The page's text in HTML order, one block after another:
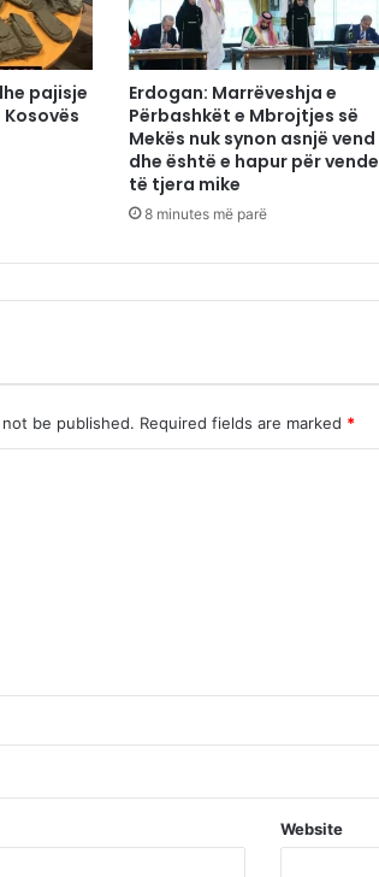
pajisje
Erdogan: Marrëveshja e
Përbashkët e Mbrojtjes së
Mekës nuk synon asnjë vend
dhe është e hapur për vende
të tjera mike
8 minutes më parë
be published. Required fields are marked *
Website